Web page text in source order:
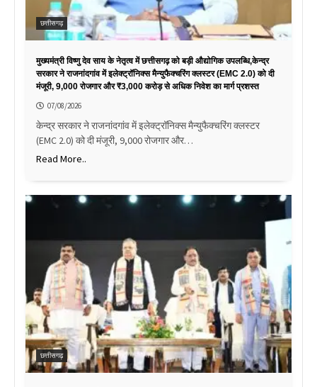
छत्तीसगढ़
मुख्यमंत्री विष्णु देव साय के नेतृत्व में छत्तीसगढ़ को बड़ी औद्योगिक उपलब्धि,केन्द्र
सरकार ने राजनांदगांव में इलेक्ट्रॉनिक्स मैन्युफैक्चरिंग क्लस्टर (EMC 2.0) को दी
मंजूरी, 9,000 रोजगार और ₹3,000 करोड़ से अधिक निवेश का मार्ग प्रशस्त
07/08/2026
केन्द्र सरकार ने राजनांदगांव में इलेक्ट्रॉनिक्स मैन्युफैक्चरिंग क्लस्टर
(EMC 2.0) को दी मंजूरी, 9,000 रोजगार और…
Read More..
छत्तीसगढ़